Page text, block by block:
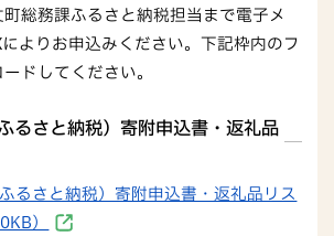
総務課ふるさと納税担当まで電子メ
よりお申込みください。下記枠内のフ
ドしてください。
るさと納税）寄附申込書・返礼品
るさと納税）寄附申込書・返礼品リス
）